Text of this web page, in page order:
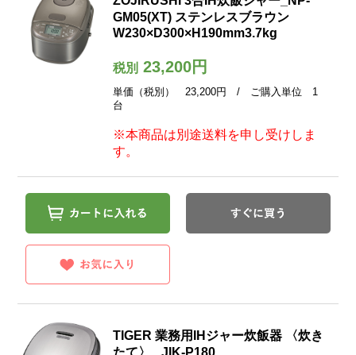
GM05(XT) ステンレスブラウン
W230×D300×H190mm3.7kg
税別23,200円
単価（税別） 23,200円 / ご購入単位 1
台
※本商品は別途送料を申し受けしま
す。
TIGER 業務用IHジャー炊飯器 〈炊き